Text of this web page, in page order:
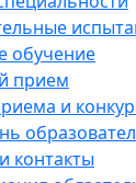
обучение
прием
и
контакты